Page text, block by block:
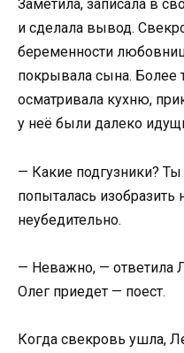
Заметила, записала в
и сделала вывод.
беременности
покрывала сына. Более
осматривала кухню,
у неё были далеко
— Какие подгузники?
попыталась изобразить
неубедительно.
— Неважно, — ответила
Олег приедет — поест.
Когда свекровь ушла,